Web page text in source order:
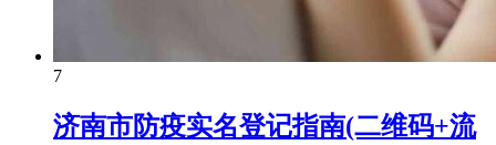
7
济南市防疫实名登记指南(二维码+流